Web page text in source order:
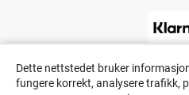
Dette nettstedet bruker
fungere korrekt, analysere trafikk,